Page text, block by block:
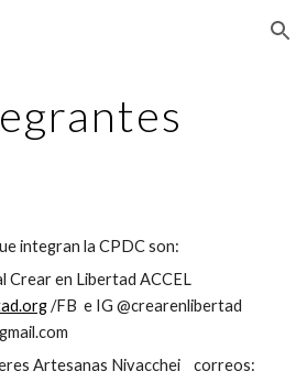
Skip to navigation
integran la CPDC son:
Crear en Libertad ACCEL
/FB e IG @crearenlibertad
Artesanas Nivacchei correos: